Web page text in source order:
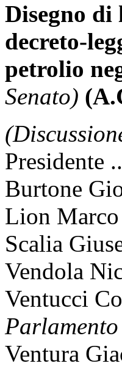
Disegno di
decreto-
petrolio
Senato)
Presidente
Burtone
Lion Marco
Scalia
Vendola
Ventucci
Parlamento
Ventura